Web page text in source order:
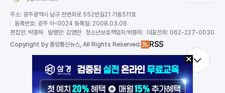
주소: 광주광역시 남구 천변좌로 552번길21 가동511호
등록번호: 광주 아-0024 등록일: 2008.03.06
편집인: 박종하 발행인: 김영란 청소년보호책임자:박종하 대표전화: 062-227-0030
Copyright by 중앙통신뉴스, All Rights Reserved. RSS